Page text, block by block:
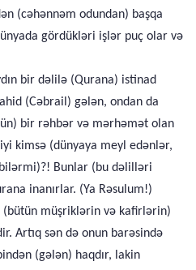
(cəhənnəm odundan) başqa
gördükləri işlər puç olar və
bir dəlilə (Qurana) istinad
(Cəbrail) gələn, ondan da
bir rəhbər və mərhəmət olan
kimsə (dünyaya meyl edənlər,
Bunlar (bu dəlilləri
inanırlar. (Ya Rəsulum!)
(bütün müşriklərin və kafirlərin)
Artıq sən də onun barəsində
(gələn) haqdır, lakin